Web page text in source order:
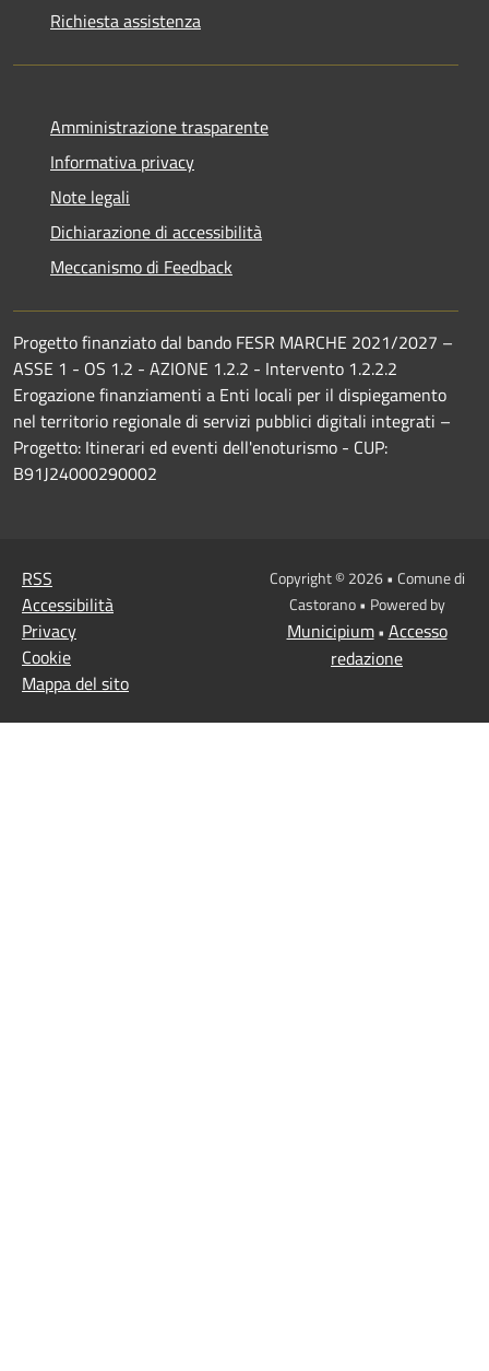
Richiesta assistenza
Amministrazione trasparente
Informativa privacy
Note legali
Dichiarazione di accessibilità
Meccanismo di Feedback
Progetto finanziato dal bando FESR MARCHE 2021/2027 –
ASSE 1 - OS 1.2 - AZIONE 1.2.2 - Intervento 1.2.2.2
Erogazione finanziamenti a Enti locali per il dispiegamento
nel territorio regionale di servizi pubblici digitali integrati –
Progetto: Itinerari ed eventi dell'enoturismo - CUP:
B91J24000290002
RSS
Accessibilità
Privacy
Cookie
Mappa del sito
Copyright © 2026 • Comune di
Castorano • Powered by
Municipium• Accesso
redazione